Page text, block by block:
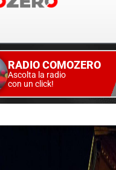
RADIO COMOZERO
Ascolta la radio
con un click!